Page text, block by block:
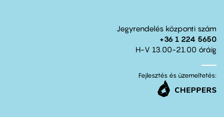
Jegyrendelés központi szám
+36 1 224 5650
H-V 13.00-21.00 óráig
Fejlesztés és üzemeltetés: